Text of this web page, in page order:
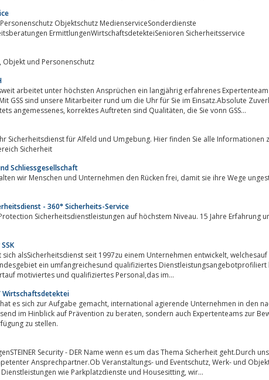
Objektschutz MedienserviceSonderdienste
ErmittlungenWirtschaftsdetekteiSenioren Sicherheitsservice
Sicherheitsdienst, Security, Objekt und Personenschutz
arbeitet unter höchsten Ansprüchen ein langjährig erfahrenes
GSS sind unsere Mitarbeiter rund um die Uhr für Sie im Einsatz.Absolute
tadelloser Leumund uns stets angemessenes, korrektes Auftreten sind Qualitäten, die Sie vonn GSS...
Sicherheitsdienst für Alfeld und Umgebung. Hier finden Sie alle Informationen
Sicherheit
Schliessgesellschaft
und Unternehmen den Rücken frei, damit sie ihre Wege ungestört gehen
- 360° Sicherheits-Service
Sicherheitsdienstleistungen auf höchstem Niveau. 15 Jahre Erfahrung
seit 1997zu einem Unternehmen entwickelt, welchesauf dem Gebiet der
ein umfangreichesund qualifiziertes Dienstleistungsangebotprofiliert
motiviertes und qualifiziertes Personal,das im...
Wirtschaftsdetektei
international agierende Unternehmen in den nachfolgenden
zu beraten, sondern auch Expertenteams zur Bewältigung akuter
zu stellen.
Security - DER Name wenn es um das Thema Sicherheit geht.Durch
Veranstaltungs- und Eventschutz, Werk- und Objektschutz, Begleit-
und Personenschutz oder Dienstleistungen wie Parkplatzdienste und Housesitting, wir...